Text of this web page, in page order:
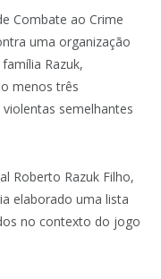
Combate ao Crime
uma organização
Razuk,
menos três
semelhantes
Roberto Razuk Filho,
elaborado uma lista
no contexto do jogo